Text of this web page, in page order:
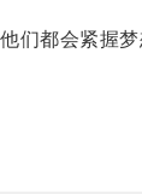
都会紧握梦